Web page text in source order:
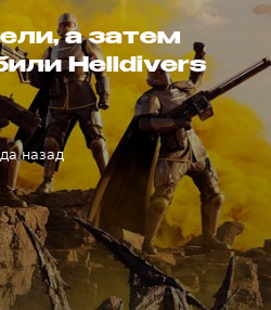
а затем
Helldivers
назад